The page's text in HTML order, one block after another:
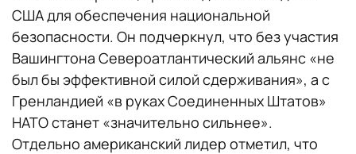
США для обеспечения национальной
безопасности. Он подчеркнул, что без участия
Вашингтона Североатлантический альянс «не
был бы эффективной силой сдерживания», а с
Гренландией «в руках Соединенных Штатов»
НАТО станет «значительно сильнее».
Отдельно американский лидер отметил, что